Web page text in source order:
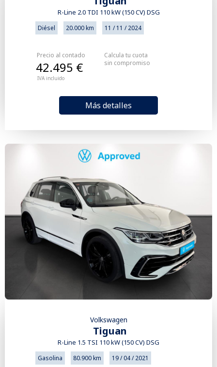
R-Line 2.0 TDI 110 kW (150 CV) DSG
Diésel 20.000 km 11 / 11 / 2024
Precio al contado
IVA incluido
42.495 €
Más detalles
Calcula tu cuota
sin compromiso
Volkswagen
Tiguan
R-Line 1.5 TSI 110 kW (150 CV) DSG
Gasolina 80.900 km 19 / 04 / 2021